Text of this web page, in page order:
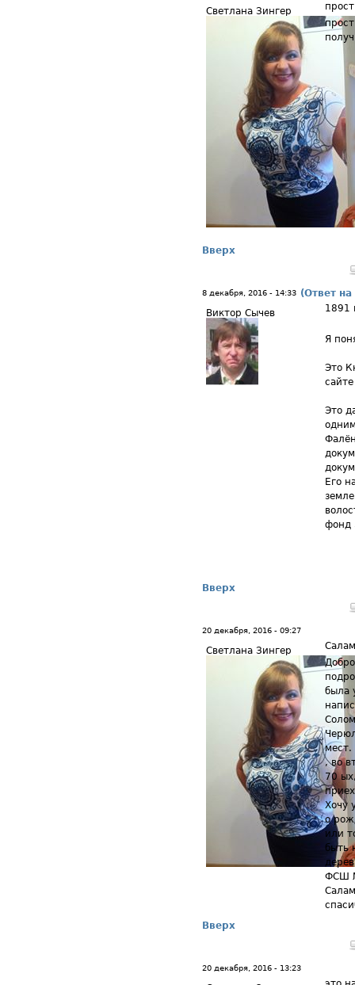
Светлана Зингер
Вверх
8 декабря, 2016 - 14:33 (Ответ
Виктор Сычев
1891
Я
Это
Это
Его
фонд
Вверх
20 декабря, 2016 - 09:27
Светлана Зингер
была
мест.
, во
70
Хочу
о
или
быть
ФСШ
Вверх
20 декабря, 2016 - 13:23